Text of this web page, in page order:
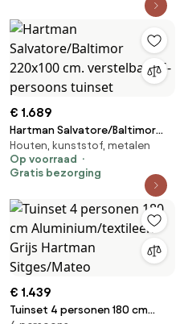
€ 1.689
Hartman Salvatore/Baltimor
220x100 cm. verstelbare 6-
persoons tuinset
Houten, kunststof, metalen
Op voorraad
Gratis bezorging
€ 1.439
Tuinset 4 personen 180 cm